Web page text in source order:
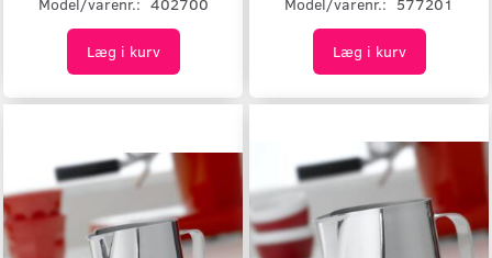
Model/varenr.: 402700
Læg i kurv
Model/varenr.: 577201
Læg i kurv